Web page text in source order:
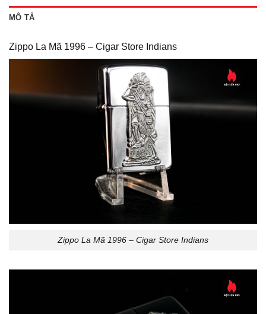
MÔ TẢ
Zippo La Mã 1996 – Cigar Store Indians
Zippo La Mã 1996 – Cigar Store Indians